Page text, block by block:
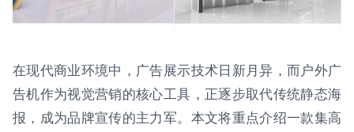
在现代商业环境中，广告展示技术日新月异，而户外广
告机作为视觉营销的核心工具，正逐步取代传统静态海
报，成为品牌宣传的主力军。本文将重点介绍一款集高